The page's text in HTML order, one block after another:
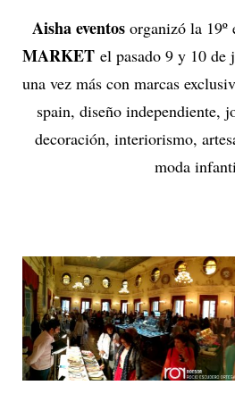
Aisha eventosorganizó la 19º
MARKET el pasado 9 y 10
una vez más con marcas
spain, diseño independiente,
decoración, interiorismo,
moda